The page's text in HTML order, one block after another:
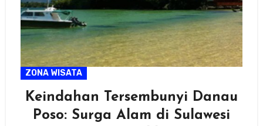
ZONA WISATA
Keindahan Tersembunyi Danau
Poso: Surga Alam di Sulawesi